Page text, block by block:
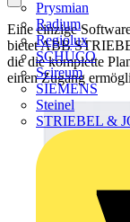
Prysmian
Radium
Regiolux
SCHÜCO
Scireum
SIEMENS
Steinel
STRIEBEL &
Eine einzige
bietet ABB
die die komplette
einen Zugang